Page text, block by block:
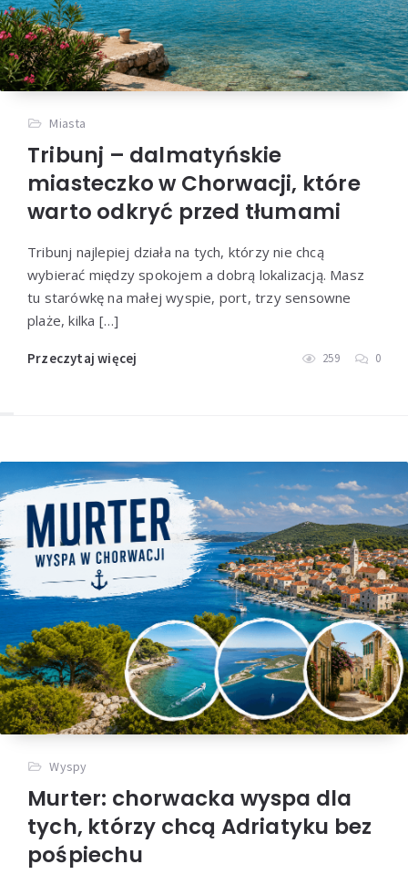
Miasta
Tribunj – dalmatyńskie
miasteczko w Chorwacji, które
warto odkryć przed tłumami
Tribunj najlepiej działa na tych, którzy nie chcą
wybierać między spokojem a dobrą lokalizacją. Masz
tu starówkę na małej wyspie, port, trzy sensowne
plaże, kilka […]
Przeczytaj więcej 259 0
Wyspy
Murter: chorwacka wyspa dla
tych, którzy chcą Adriatyku bez
pośpiechu